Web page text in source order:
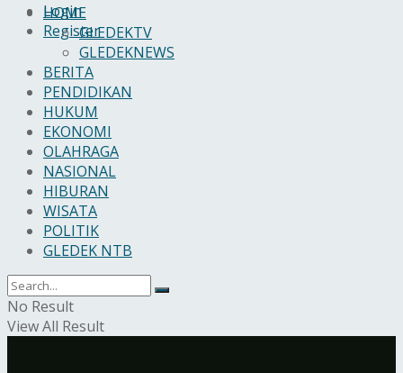
Login
Register
HOME
GLEDEKTV
GLEDEKNEWS
BERITA
PENDIDIKAN
HUKUM
EKONOMI
OLAHRAGA
NASIONAL
HIBURAN
WISATA
POLITIK
GLEDEK NTB
No Result
View All Result